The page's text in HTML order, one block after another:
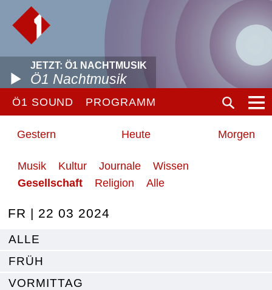
JETZT: Ö1 NACHTMUSIK
Ö1 Nachtmusik
Ö1 SOUND PROGRAMM
Gestern Heute Morgen
Musik Kultur Journale
Wissen
Gesellschaft
Religion Alle
FR | 22 03 2024
ALLE
FRÜH
VORMITTAG